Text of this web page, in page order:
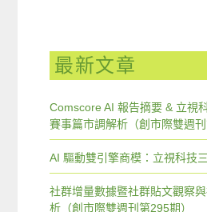
最新文章
Comscore AI 報告摘要 & 立視
賽事篇市調解析（創市際雙週刊
AI 驅動雙引擎商模：立視科技
社群增量數據暨社群貼文觀察
析（創市際雙週刊第295期）